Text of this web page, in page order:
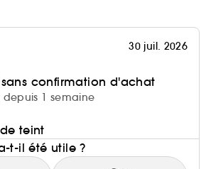
30 juil. 2026
confirmation d'achat
depuis 1 semaine
teint
t-il été utile ?